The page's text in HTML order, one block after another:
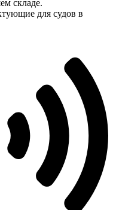
складе.
для судов в